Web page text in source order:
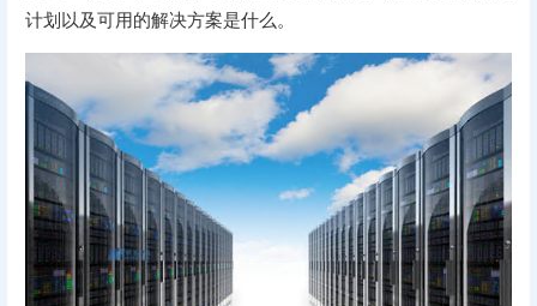
计划以及可用的解决方案是什么。